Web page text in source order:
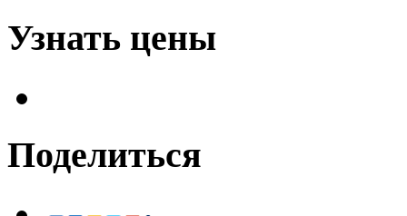
Узнать цены
Поделиться